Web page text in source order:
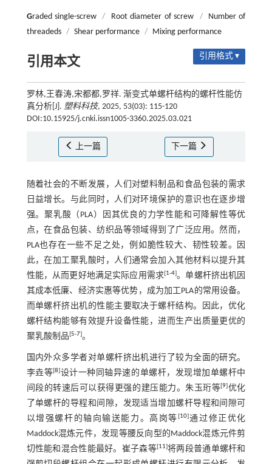
Graded single-screw / Root diameter of screw /
Number of
threadeds / Shear performance / Mixing performance
引用本文 引用格式 ▾
罗林,王春涛,宋都都,罗祥. 渐变式单螺杆结构的螺杆性能仿
真分析[J]. 塑料科技, 2025, 53(03): 115-120
DOI:10.15925/j.cnki.issn1005-3360.2025.03.021
上一篇 下一篇
随着社会的不断发展，人们对塑料制品和食品包装的需求
日益增长。与此同时，人们对环境保护的意识也在逐步增
强。聚乳酸（PLA）因其优良的力学性能和可降解性等优
点，在食品包装、纺织品等领域得到了广泛应用。然而，
PLA也存在一些不足之处，例如脆性较大、韧性较差。因
此，在加工聚乳酸时，人们通常会加入其他材料以提升其
性能，从而更好地满足实际应用需求[1-4]。单螺杆挤出机因
其成本低廉、经济实惠等优势，成为加工PLA的常用设备。
而单螺杆挤出机的性能主要取决于螺杆结构。因此，优化
螺杆结构能够有效提升设备性能，进而生产出质量更优的
聚乳酸制品[5-7]。
国内外众多学者对单螺杆挤出机进行了较为全面的研究。
李垚等[8]设计一种同轴异速的单螺杆，发现增加单螺杆中
间段的转速后可以获得更强的建压能力。朱玉珩等[9]优化
了单螺杆的导程和间隙，发现适当增加螺杆导程和间隙可
以增强螺杆的轴向输送能力。高岗等 [10]通过修正优化
Maddock混炼元件，发现等腰反向型的Maddock混炼元件剪
切性能和混合性能最好。崔子森等[11]将两段普通单螺杆和